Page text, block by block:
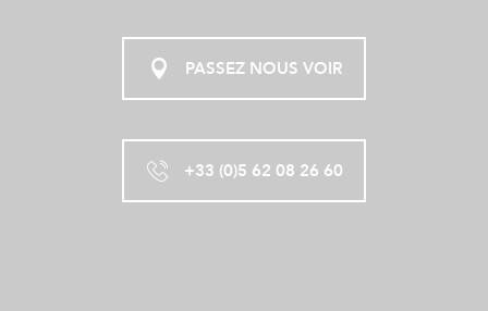
PASSEZ NOUS VOIR
+33 (0)5 62 08 26 60